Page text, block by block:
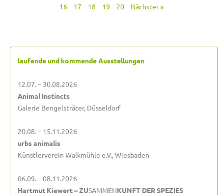
16
17 18 19 20 Nächster »
laufende und kommende Ausstellungen
12.07. – 30.08.2026
Animal Instincts
Galerie Bengelsträter, Düsseldorf
20.08. – 15.11.2026
urbs animalis
Künstlerverein Walkmühle e.V., Wiesbaden
06.09. – 08.11.2026
Hartmut Kiewert – ZUSAMMENKUNFT DER SPEZIES